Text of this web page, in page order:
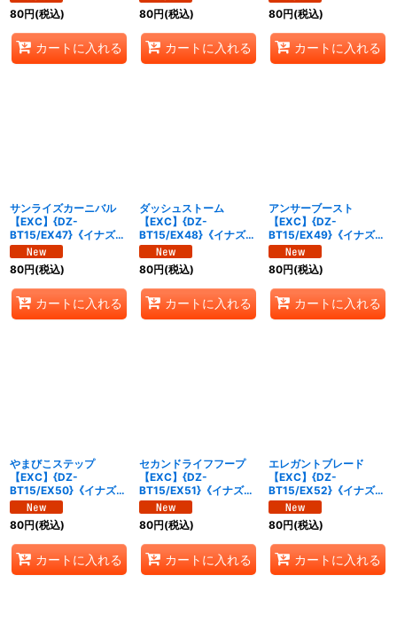
80円(税込)
カートに入れる
80円(税込)
カートに入れる
80円(税込)
カートに入れる
サンライズカーニバル
【EXC】{DZ-
BT15/EX47}《イナズマ
イレブン》
80円(税込)
カートに入れる
ダッシュストーム
【EXC】{DZ-
BT15/EX48}《イナズマ
イレブン》
80円(税込)
カートに入れる
アンサーブースト
【EXC】{DZ-
BT15/EX49}《イナズマ
イレブン》
80円(税込)
カートに入れる
やまびこステップ
【EXC】{DZ-
BT15/EX50}《イナズマ
イレブン》
80円(税込)
カートに入れる
セカンドライフフープ
【EXC】{DZ-
BT15/EX51}《イナズマ
イレブン》
80円(税込)
カートに入れる
エレガントブレード
【EXC】{DZ-
BT15/EX52}《イナズマ
イレブン》
80円(税込)
カートに入れる